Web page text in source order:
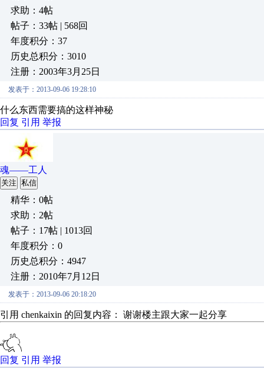
求助：4帖
帖子：33帖 | 568回
年度积分：37
历史总积分：3010
注册：2003年3月25日
发表于：2013-09-06 19:28:10
什么东西需要搞的这样神秘
回复 引用 举报
魂——工人
关注 私信
精华：0帖
求助：2帖
帖子：17帖 | 1013回
年度积分：0
历史总积分：4947
注册：2010年7月12日
发表于：2013-09-06 20:18:20
引用 chenkaixin 的回复内容： 谢谢楼主跟大家一起分享
回复 引用 举报